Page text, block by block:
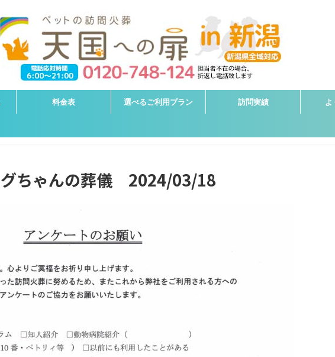
料金表 選べるご利用プラン 訪問実績
グちゃんの葬儀 2024/03/18